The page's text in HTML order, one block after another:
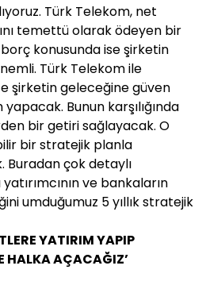
Türk Telekom, net
temettü olarak ödeyen bir
konusunda ise şirketin
Türk Telekom ile
şirketin geleceğine güven
Bunun karşılığında
bir getiri sağlayacak. O
bir stratejik planla
Buradan çok detaylı
ve bankaların
umduğumuz 5 yıllık stratejik
YATIRIM YAPIP
HALKA AÇACAĞIZ’